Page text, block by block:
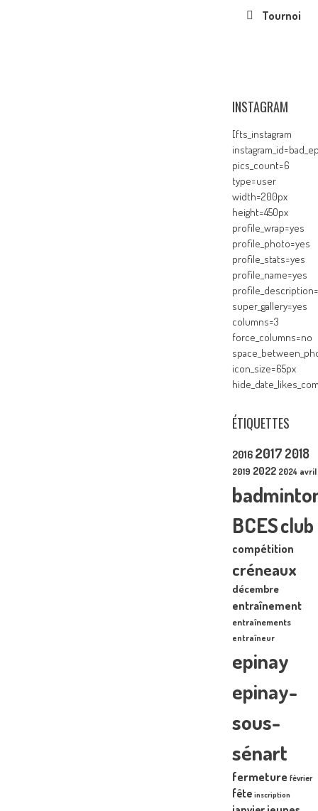
Tournoi
INSTAGRAM
[fts_instagram
pics_count=6
type=user
width=200px
height=450px
profile_wrap=yes
profile_photo=yes
profile_stats=yes
profile_name=yes
super_gallery=yes
columns=3
force_columns=no
icon_size=65px
ÉTIQUETTES
2016 2017 2018
2019 2022 2024 avril
BCESclub
compétition
créneaux
décembre
entraînement
entraînements
entraîneur
epinay
epinay-
sous-
sénart
fermeture février
fête inscription